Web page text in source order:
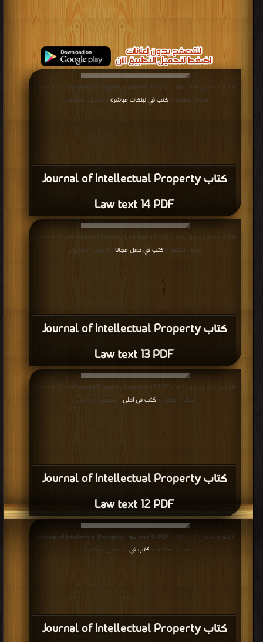
كتاب Journal of Intellectual Property
Law text 14 PDF
قراءة و تحميل كتاب كتاب Journal of Intellectual Property Law text 14 PDF
مجانا | مكتبة >كتب في لينكات مباشرة | التحميل : مرة/مرات
كتاب Journal of Intellectual Property
Law text 13 PDF
قراءة و تحميل كتاب كتاب Journal of Intellectual Property Law text 13 PDF
مجانا | مكتبة >كتب في حمل مجانا | التحميل : مرة/مرات
كتاب Journal of Intellectual Property
Law text 12 PDF
قراءة و تحميل كتاب كتاب Journal of Intellectual Property Law text 12 PDF
مجانا | مكتبة >كتب في احلى | التحميل : مرة/مرات
كتاب Journal of Intellectual Property
قراءة و تحميل كتاب كتاب Journal of Intellectual Property Law text 11 PDF
مجانا | مكتبة >كتب في | التحميل : مرة/مرات